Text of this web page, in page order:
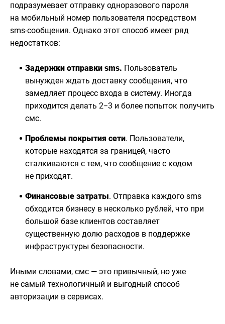
подразумевает отправку одноразового пароля
на мобильный номер пользователя посредством
sms-сообщения. Однако этот способ имеет ряд
недостатков:
Задержки отправки sms. Пользователь
вынужден ждать доставку сообщения, что
замедляет процесс входа в систему. Иногда
приходится делать 2−3 и более попыток получить
смс.
Проблемы покрытия сети. Пользователи,
которые находятся за границей, часто
сталкиваются с тем, что сообщение с кодом
не приходят.
Финансовые затраты. Отправка каждого sms
обходится бизнесу в несколько рублей, что при
большой базе клиентов составляет
существенную долю расходов в поддержке
инфраструктуры безопасности.
Иными словами, смс — это привычный, но уже
не самый технологичный и выгодный способ
авторизации в сервисах.